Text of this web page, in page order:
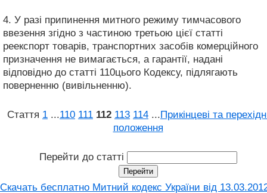
4. У разі припинення митного режиму тимчасового
ввезення згідно з частиною третьою цієї статті
реекспорт товарів, транспортних засобів комерційного
призначення не вимагається, а гарантії, надані
відповідно до статті 110цього Кодексу, підлягають
поверненню (вивільненню).
Стаття 1 ...110 111 112 113 114 ...Прикінцеві та
положення
Перейти до статті
Скачать бесплатно Митний кодекс України від